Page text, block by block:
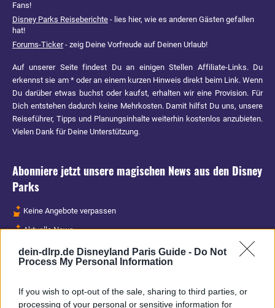
dein-dlrp.de Disneyland Paris Guide - Do Not
Process My Personal Information
If you wish to opt-out of the sale, sharing to third parties, or
processing of your personal or sensitive information for
Fans!
Disney Parks Reiseberichte - lies hier, wie es anderen Gästen gefallen
hat!
Forums-Ticker- zeig Deine Vorfreude auf Deinen Urlaub!
Auf unserer Seite findest Du an einigen Stellen Affiliate-Links. Du
erkennst sie am * oder an einem kurzen Hinweis direkt beim Link. Wenn
Du darüber etwas buchst oder kaufst, erhalten wir eine Provision. Für
Dich entstehen dadurch keine Mehrkosten. Damit hilfst Du uns, unsere
Reiseführer, Tipps und Planungsinhalte weiterhin kostenlos anzubieten.
Vielen Dank für Deine Unterstützung.
Abonniere jetzt unsere magischen News aus den Disney
Parks
Keine Angebote verpassen
Aktuelle News
Spannende Lesetipps
Gratis und jederzeit kündbar